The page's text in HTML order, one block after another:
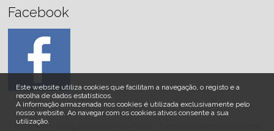
Este website utiliza cookies que facilitam a navegação, o registo e a
recolha de dados estatísticos.
A informação armazenada nos cookies é utilizada exclusivamente pelo
nosso website.Ao navegar com os cookies ativos consente a sua
utilização.
Facebook
2026 © - Município de Idanha-a-Nova - Todos os direitos Reservados